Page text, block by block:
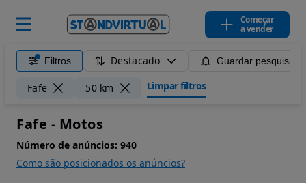
Começar
a vender
Filtros Destacado Guardar pesquisa
Fafe 50 km Limpar filtros
Fafe - Motos
Número de anúncios: 940
Como são posicionados os anúncios?